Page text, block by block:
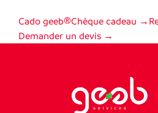
Cado geeb®Chèque cadeau →
Demander un devis →